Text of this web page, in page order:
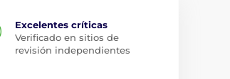
Excelentes críticas
Verificado en sitios de
revisión independientes